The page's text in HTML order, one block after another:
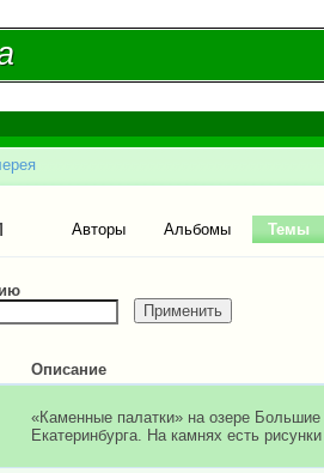
Авторы Альбомы Темы
Описание
«Каменные палатки» на озере
Екатеринбурга. На камнях есть